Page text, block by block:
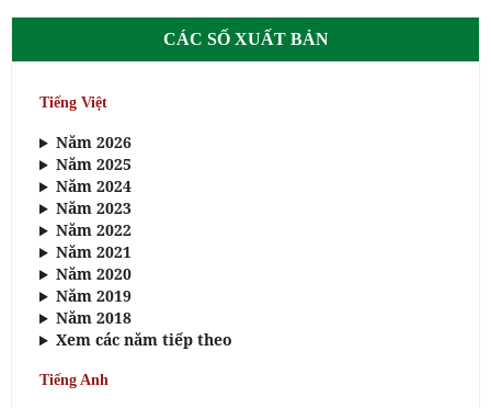
CÁC SỐ XUẤT BẢN
Tiếng Việt
Năm 2026
Năm 2025
Năm 2024
Năm 2023
Năm 2022
Năm 2021
Năm 2020
Năm 2019
Năm 2018
Xem các năm tiếp theo
Tiếng Anh